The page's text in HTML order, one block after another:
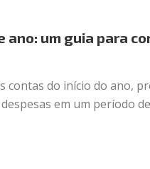
ano: um guia para
contas do início do ano,
em um período